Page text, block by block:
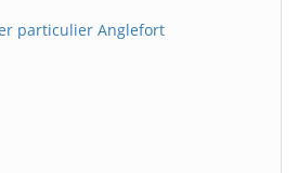
particulier Anglefort